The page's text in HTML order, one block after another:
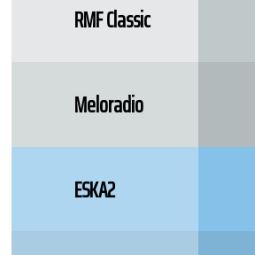
RMF Classic
Meloradio
ESKA2